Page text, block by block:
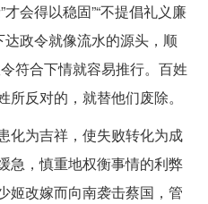
会得以稳固”“不提倡礼义廉
达政令就像流水的源头，顺
符合下情就容易推行。百姓
反对的，就替他们废除。
化为吉祥，使失败转化为成
急，慎重地权衡事情的利弊
姬改嫁而向南袭击蔡国，管